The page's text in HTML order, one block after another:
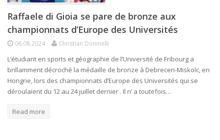
Raffaele di Gioia se pare de bronze aux
championnats d’Europe des Universités
06.08.2024 Christian Doninelli
L’étudiant en sports et géographie de l’Université de Fribourg a
brillamment décroché la médaille de bronze à Debrecen-Miskolc, en
Hongrie, lors des championnats d’Europe des Universités qui se
déroulaient du 12 au 24 juillet dernier . Il n’ a toutefois…
Read more